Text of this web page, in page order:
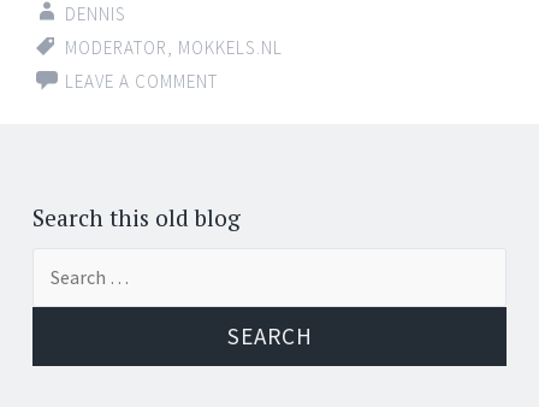
DENNIS
MODERATOR
MOKKELS.NL
LEAVE A COMMENT
Search this old blog